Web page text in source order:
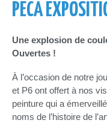
PECA
Une explosion de
Ouvertes !
À l’occasion de notre
et P6 ont offert à nos
peinture qui a
noms de l’histoire de